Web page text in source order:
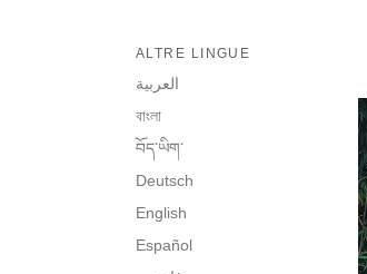
ALTRE LINGUE
العربية
বাংলা
བོད་ཡིག་
Deutsch
English
Español